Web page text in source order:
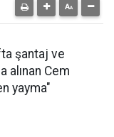
şantaj ve
alınan Cem
yayma"